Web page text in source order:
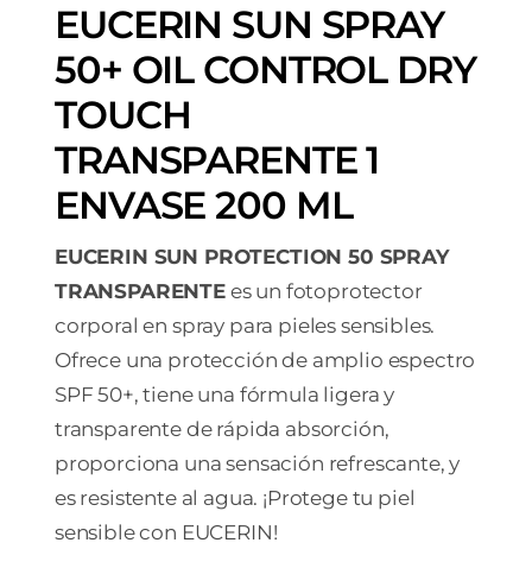
EUCERIN SUN SPRAY
50+ OIL CONTROL DRY
TOUCH
TRANSPARENTE 1
ENVASE 200 ML
EUCERIN SUN PROTECTION 50 SPRAY
TRANSPARENTEes un fotoprotector
corporal en spray para pieles sensibles.
Ofrece una protección de amplio espectro
SPF 50+, tiene una fórmula ligera y
transparente de rápida absorción,
proporciona una sensación refrescante, y
es resistente al agua. ¡Protege tu piel
sensible con EUCERIN!